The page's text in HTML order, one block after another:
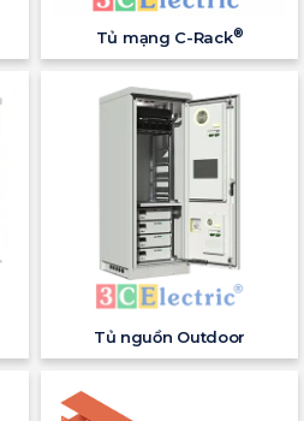
Tủ mạng C-Rack®
Tủ nguồn Outdoor